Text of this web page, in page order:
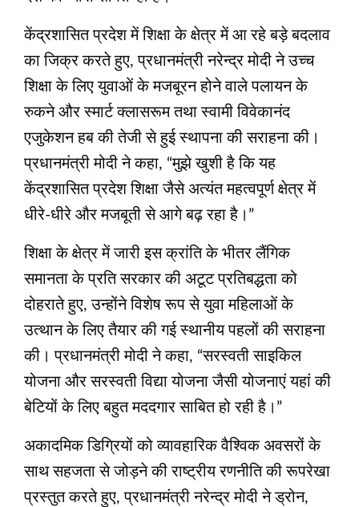
केंद्रशासित प्रदेश में शिक्षा के क्षेत्र में आ रहे बड़े बदलाव
का जिक्र करते हुए, प्रधानमंत्री नरेन्द्र मोदी ने उच्च
शिक्षा के लिए युवाओं के मजबूरन होने वाले पलायन के
रुकने और स्मार्ट क्लासरूम तथा स्वामी विवेकानंद
एजुकेशन हब की तेजी से हुई स्थापना की सराहना की।
प्रधानमंत्री मोदी ने कहा, “मुझे खुशी है कि यह
केंद्रशासित प्रदेश शिक्षा जैसे अत्यंत महत्वपूर्ण क्षेत्र में
धीरे-धीरे और मजबूती से आगे बढ़ रहा है।”
शिक्षा के क्षेत्र में जारी इस क्रांति के भीतर लैंगिक
समानता के प्रति सरकार की अटूट प्रतिबद्धता को
दोहराते हुए, उन्होंने विशेष रूप से युवा महिलाओं के
उत्थान के लिए तैयार की गई स्थानीय पहलों की सराहना
की। प्रधानमंत्री मोदी ने कहा, “सरस्वती साइकिल
योजना और सरस्वती विद्या योजना जैसी योजनाएं यहां की
बेटियों के लिए बहुत मददगार साबित हो रही है।”
अकादमिक डिग्रियों को व्यावहारिक वैश्विक अवसरों के
साथ सहजता से जोड़ने की राष्ट्रीय रणनीति की रूपरेखा
प्रस्तुत करते हुए, प्रधानमंत्री नरेन्द्र मोदी ने ड्रोन,